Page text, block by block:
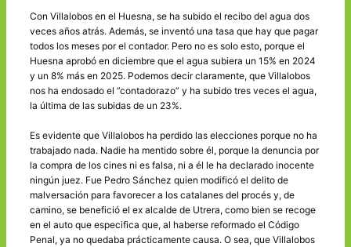
Con Villalobos en el Huesna, se ha subido el recibo del agua dos
veces años atrás. Además, se inventó una tasa que hay que pagar
todos los meses por el contador. Pero no es solo esto, porque el
Huesna aprobó en diciembre que el agua subiera un 15% en 2024
y un 8% más en 2025. Podemos decir claramente, que Villalobos
nos ha endosado el ”contadorazo” y ha subido tres veces el agua,
la última de las subidas de un 23%.
Es evidente que Villalobos ha perdido las elecciones porque no ha
trabajado nada. Nadie ha mentido sobre él, porque la denuncia por
la compra de los cines ni es falsa, ni a él le ha declarado inocente
ningún juez. Fue Pedro Sánchez quien modificó el delito de
malversación para favorecer a los catalanes del procés y, de
camino, se benefició el ex alcalde de Utrera, como bien se recoge
en el auto que especifica que, al haberse reformado el Código
Penal, ya no quedaba prácticamente causa. O sea, que Villalobos